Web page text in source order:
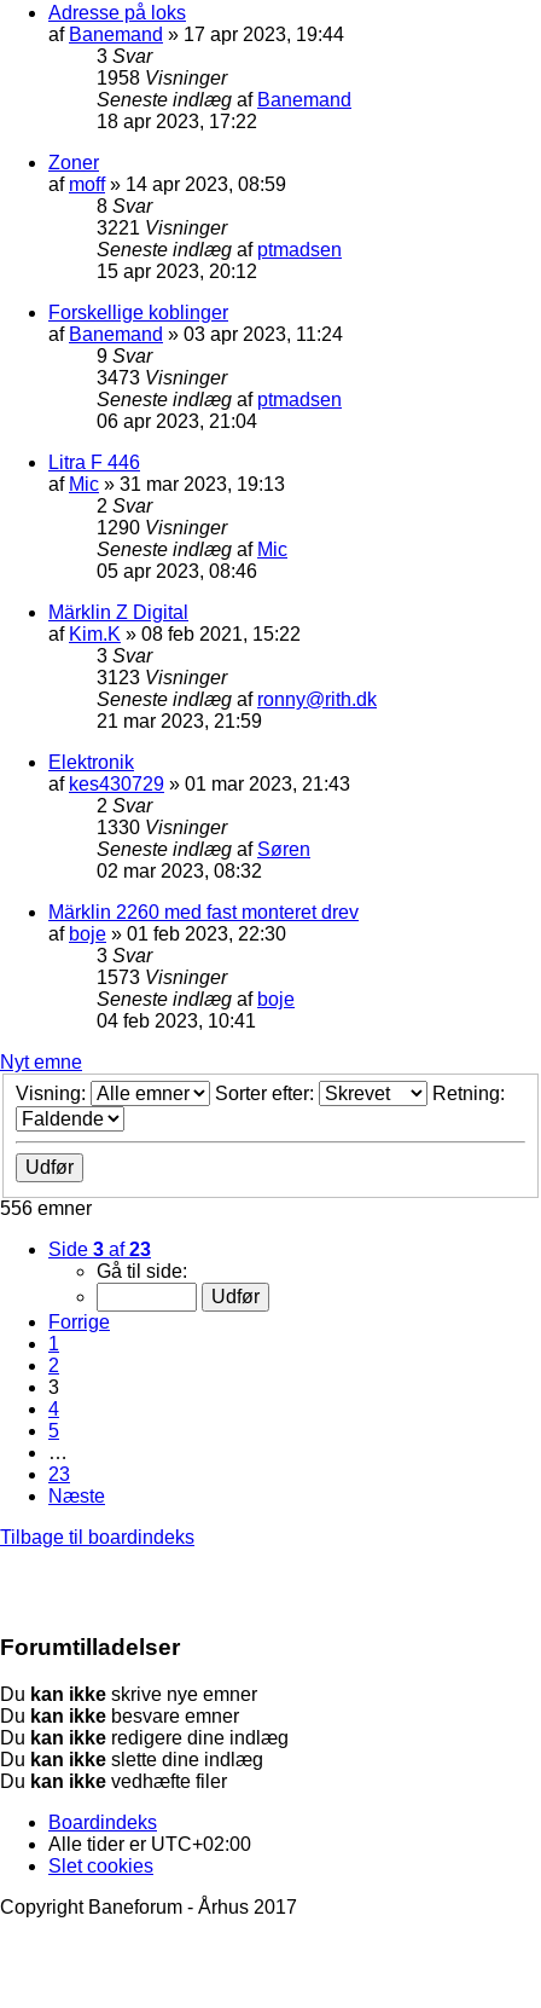
Adresse på loks
af Banemand » 17 apr 2023, 19:44
3 Svar
1958 Visninger
Seneste indlæg af Banemand
18 apr 2023, 17:22
Zoner
af moff» 14 apr 2023, 08:59
8 Svar
3221 Visninger
Seneste indlæg af ptmadsen
15 apr 2023, 20:12
Forskellige koblinger
af Banemand » 03 apr 2023, 11:24
9 Svar
3473 Visninger
Seneste indlæg af ptmadsen
06 apr 2023, 21:04
Litra F 446
af Mic » 31 mar 2023, 19:13
2 Svar
1290 Visninger
Seneste indlæg af Mic
05 apr 2023, 08:46
Märklin Z Digital
af Kim.K » 08 feb 2021, 15:22
3 Svar
3123 Visninger
Seneste indlæg af ronny@rith.dk
21 mar 2023, 21:59
Elektronik
af kes430729 » 01 mar 2023, 21:43
2 Svar
1330 Visninger
Seneste indlæg af Søren
02 mar 2023, 08:32
Märklin 2260 med fast monteret drev
af boje » 01 feb 2023, 22:30
3 Svar
1573 Visninger
Seneste indlæg af boje
04 feb 2023, 10:41
Nyt emne
Visning:
Sorter efter: Retning:
556 emner
Side 3 af23
Gå til side:
Forrige
1
2
3
4
5
…
23
Næste
Tilbage til boardindeks
Forumtilladelser
Du kan ikke skrive nye emner
Du kan ikke besvare emner
Du kan ikke redigere dine indlæg
Du kan ikke slette dine indlæg
Du kan ikke vedhæfte filer
Boardindeks
Alle tider er UTC+02:00
Slet cookies
Copyright Baneforum - Århus 2017